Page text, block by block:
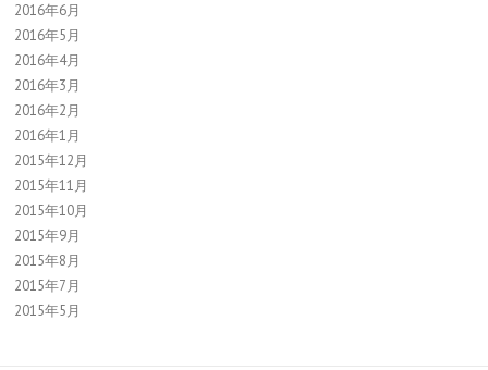
2016年6月
2016年5月
2016年4月
2016年3月
2016年2月
2016年1月
2015年12月
2015年11月
2015年10月
2015年9月
2015年8月
2015年7月
2015年5月